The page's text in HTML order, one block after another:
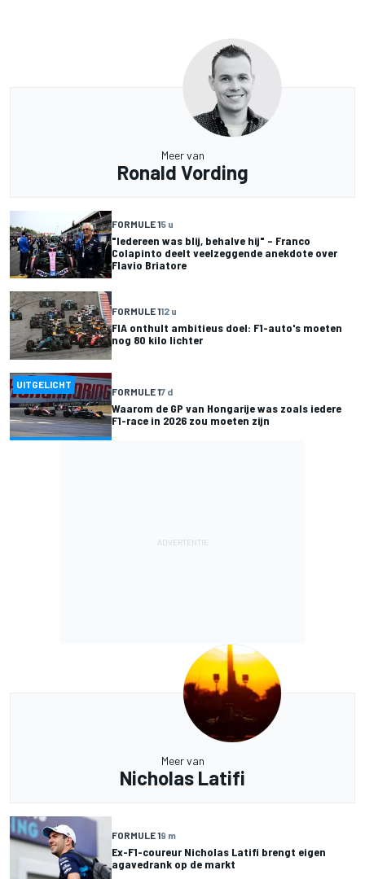
Meer van
Ronald Vording
FORMULE 15 u
"Iedereen was blij, behalve hij" – Franco
Colapinto deelt veelzeggende anekdote over
Flavio Briatore
FORMULE 112 u
FIA onthult ambitieus doel: F1-auto's moeten
nog 80 kilo lichter
UITGELICHT
FORMULE 17 d
Waarom de GP van Hongarije was zoals iedere
F1-race in 2026 zou moeten zijn
Meer van
Nicholas Latifi
FORMULE 19 m
Ex-F1-coureur Nicholas Latifi brengt eigen
agavedrank op de markt